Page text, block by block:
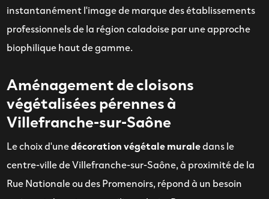
instantanément l'image de marque des établissements
professionnels de la région caladoise par une approche
biophilique haut de gamme.
Aménagement de cloisons
végétalisées pérennes à
Villefranche-sur-Saône
Le choix d'unedécoration végétale muraledans le
centre-ville de Villefranche-sur-Saône, à proximité de la
Rue Nationale ou des Promenoirs, répond à un besoin